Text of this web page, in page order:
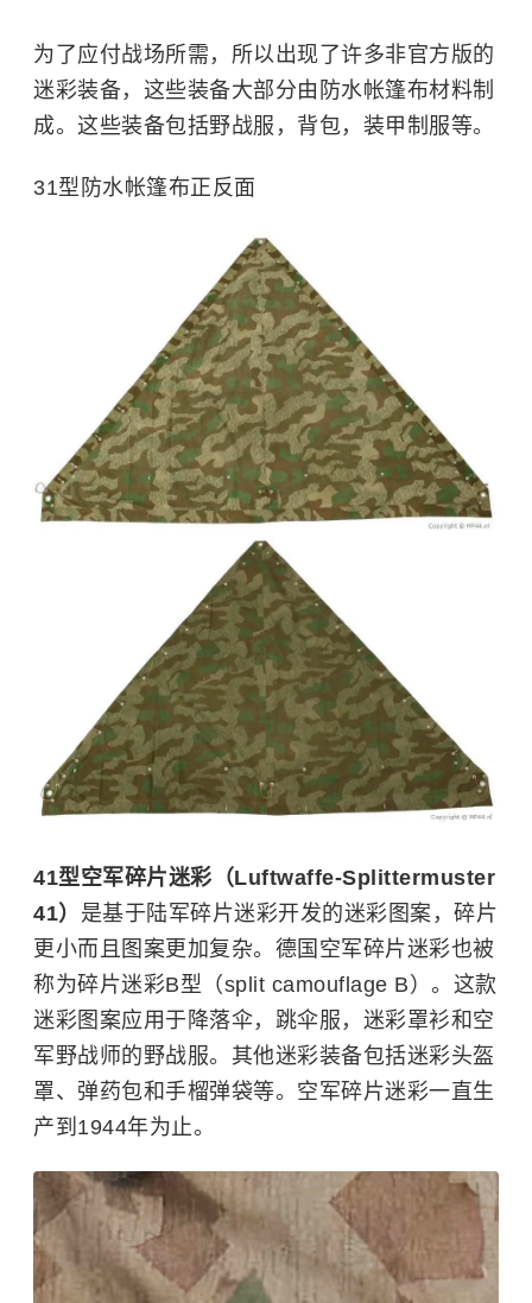
为了应付战场所需，所以出现了许多非官方版的
迷彩装备，这些装备大部分由防水帐篷布材料制
成。这些装备包括野战服，背包，装甲制服等。
31型防水帐篷布正反面
41型空军碎片迷彩（Luftwaffe-Splittermuster
41） 是基于陆军碎片迷彩开发的迷彩图案，碎片
更小而且图案更加复杂。德国空军碎片迷彩也被
称为碎片迷彩B型（split camouflage B）。这款
迷彩图案应用于降落伞，跳伞服，迷彩罩衫和空
军野战师的野战服。其他迷彩装备包括迷彩头盔
罩、弹药包和手榴弹袋等。空军碎片迷彩一直生
产到1944年为止。